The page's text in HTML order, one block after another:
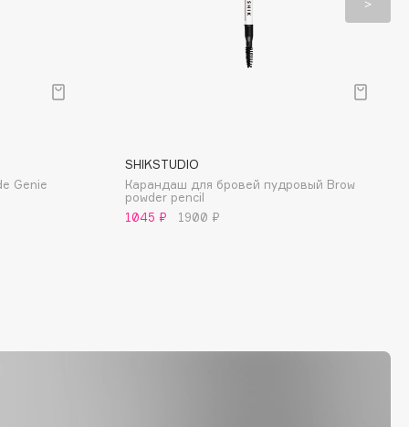
Genie
SHIKSTUDIO
Карандаш для бровей пудровый Brow
powder pencil
1045 ₽
1900 ₽